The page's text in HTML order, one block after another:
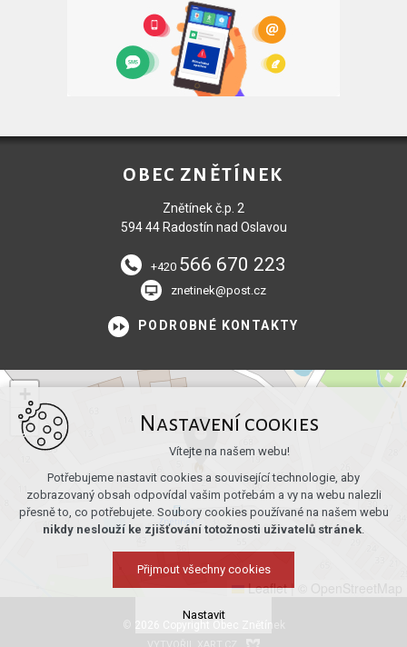
OBEC ZNĚTÍNEK
Znětínek č.p. 2
594 44 Radostín nad Oslavou
+420 566 670 223
znetinek@post.cz
PODROBNÉ KONTAKTY
−
Leaflet |
Nastavení cookies
Vítejte na našem webu!
Potřebujeme nastavit cookies a související technologie, aby
zobrazovaný obsah odpovídal vašim potřebám a vy na webu nalezli
přesně to, co potřebujete. Soubory cookies používané na našem webu
nikdy neslouží ke zjišťování totožnosti uživatelů stránek.
Přijmout všechny cookies
Nastavit